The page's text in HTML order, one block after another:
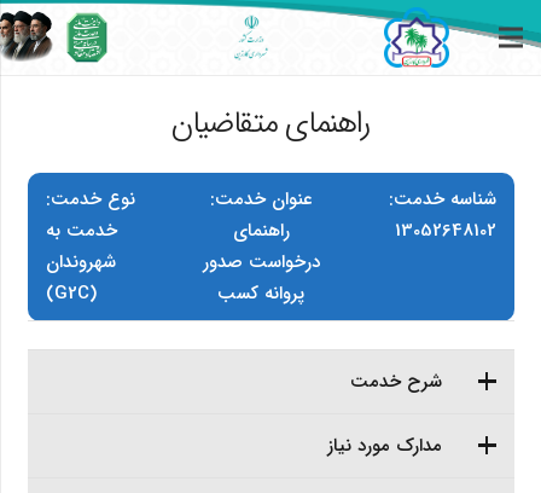
راهنمای متقاضیان
شناسه خدمت:
13052648102
عنوان خدمت:
راهنمای
درخواست صدور
پروانه کسب
نوع خدمت:
خدمت به
شهروندان
(G2C)
شرح خدمت
مدارک مورد نیاز